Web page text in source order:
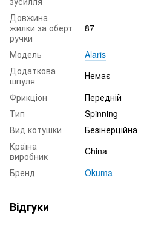
Довжина
жилки за оберт
ручки
87
Модель
Alaris
Додаткова
шпуля
Немає
Фрикціон
Передній
Тип
Spinning
Вид котушки
Безінерційна
Країна
виробник
China
Бренд
Okuma
Відгуки